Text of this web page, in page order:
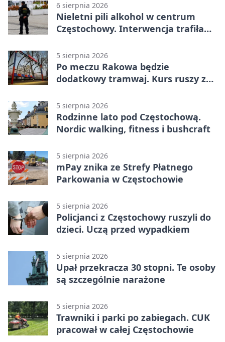
6 sierpnia 2026
Nieletni pili alkohol w centrum
Częstochowy. Interwencja trafiła
5 sierpnia 2026
Po meczu Rakowa będzie
dodatkowy tramwaj. Kurs ruszy ze
5 sierpnia 2026
Rodzinne lato pod Częstochową.
Nordic walking, fitness i bushcraft
5 sierpnia 2026
mPay znika ze Strefy Płatnego
Parkowania w Częstochowie
5 sierpnia 2026
Policjanci z Częstochowy ruszyli do
dzieci. Uczą przed wypadkiem
5 sierpnia 2026
Upał przekracza 30 stopni. Te osoby
są szczególnie narażone
5 sierpnia 2026
Trawniki i parki po zabiegach. CUK
pracował w całej Częstochowie